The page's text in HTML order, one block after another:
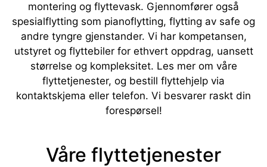
montering og flyttevask. Gjennomfører også
spesialflytting som pianoflytting, flytting av safe og
andre tyngre gjenstander. Vi har kompetansen,
utstyret og flyttebiler for ethvert oppdrag, uansett
størrelse og kompleksitet. Les mer om våre
flyttetjenester, og bestill flyttehjelp via
kontaktskjema eller telefon. Vi besvarer raskt din
forespørsel!
Våre flyttetjenester